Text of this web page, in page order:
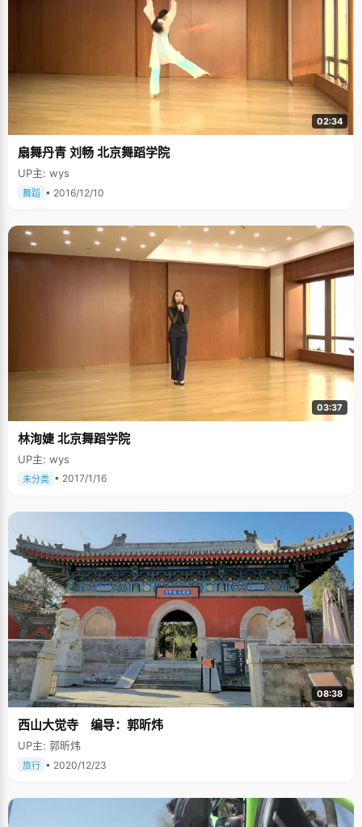
02:34
扇舞丹青 刘畅 北京舞蹈学院
UP主: wys
舞蹈 • 2016/12/10
03:37
林洵婕 北京舞蹈学院
UP主: wys
未分类 • 2017/1/16
08:38
西山大觉寺 编导：郭昕炜
UP主: 郭昕炜
旅行 • 2020/12/23